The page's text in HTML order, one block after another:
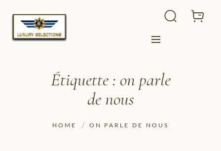
Étiquette : on parle
de nous
HOME ON PARLE DE NOUS